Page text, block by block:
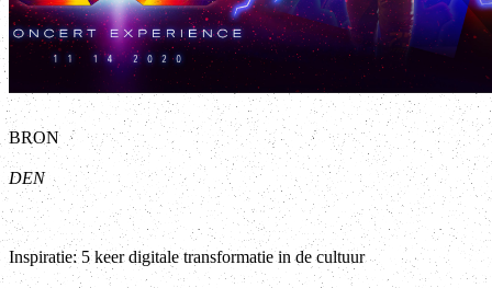
BRON
DEN
Inspiratie: 5 keer digitale transformatie in de cultuur